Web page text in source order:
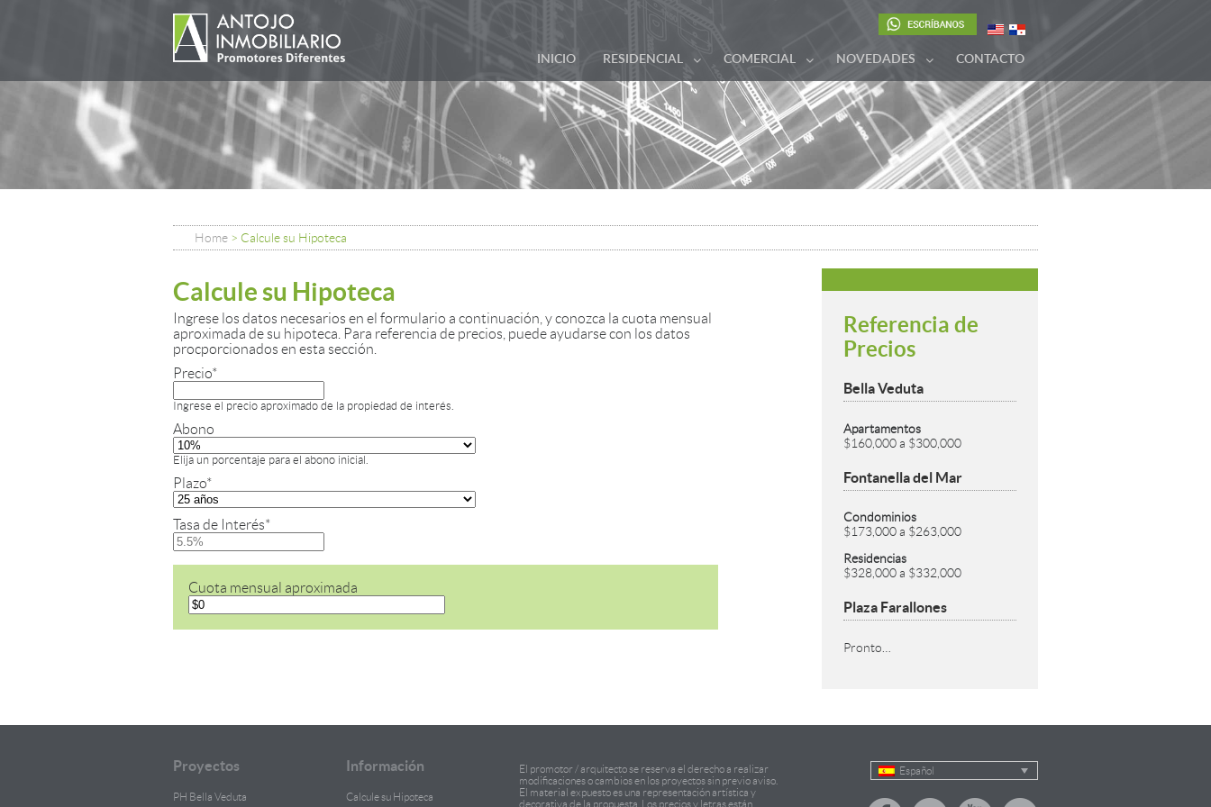
INICIO RESIDENCIAL COMERCIAL NOVEDADES CONTACTO
Home > Calcule su Hipoteca
Calcule su Hipoteca
Ingrese los datos necesarios en el formulario a continuación, y conozca la cuota mensual
aproximada de su hipoteca. Para referencia de precios, puede ayudarse con los datos
procporcionados en esta sección.
Precio*
Ingrese el precio aproximado de la propiedad de interés.
Abono
Elija un porcentaje para el abono inicial.
Plazo*
Tasa de Interés*
Cuota mensual aproximada
Referencia de
Precios
Bella Veduta
Apartamentos
$160,000 a $300,000
Fontanella del Mar
Condominios
$173,000 a $263,000
Residencias
$328,000 a $332,000
Plaza Farallones
Pronto…
Proyectos
PH Bella Veduta
Información
Calcule su Hipoteca
El promotor / arquitecto se reserva el derecho a realizar
modificaciones o cambios en los proyectos sin previo aviso.
El material expuesto es una representación artística y
decorativa de la propuesta. Los precios y letras están
Español